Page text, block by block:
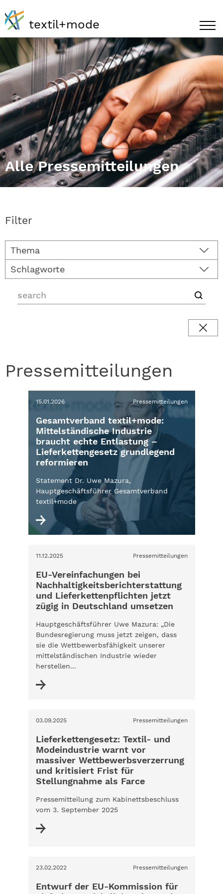
textil+mode
Alle Pressemitteilungen
Filter
Thema
Schlagworte
Pressemitteilungen
15.01.2026 Pressemitteilungen
Gesamtverband textil+mode:
Mittelständische Industrie
braucht echte Entlastung –
Lieferkettengesetz grundlegend
reformieren
Statement Dr. Uwe Mazura,
Hauptgeschäftsführer Gesamtverband
textil+mode
11.12.2025 Pressemitteilungen
EU-Vereinfachungen bei
Nachhaltigkeitsberichterstattung
und Lieferkettenpflichten jetzt
zügig in Deutschland umsetzen
Hauptgeschäftsführer Uwe Mazura: „Die
Bundesregierung muss jetzt zeigen, dass
sie die Wettbewerbsfähigkeit unserer
mittelständischen Industrie wieder
herstellen...
03.09.2025 Pressemitteilungen
Lieferkettengesetz: Textil- und
Modeindustrie warnt vor
massiver Wettbewerbsverzerrung
und kritisiert Frist für
Stellungnahme als Farce
Pressemitteilung zum Kabinettsbeschluss
vom 3. September 2025
23.02.2022 Pressemitteilungen
Entwurf der EU-Kommission für